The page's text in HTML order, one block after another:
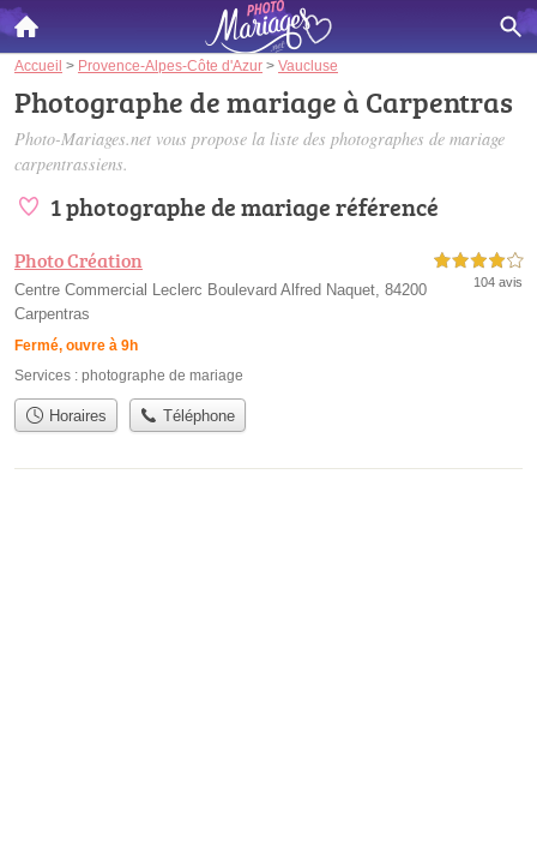
Accueil > Provence-Alpes-Côte d'Azur > Vaucluse
Photographe de mariage à Carpentras
Photo-Mariages.net vous propose la liste des photographes de mariage
carpentrassiens.
1 photographe de mariage référencé
Photo Création
Centre Commercial Leclerc Boulevard Alfred Naquet, 84200
Carpentras
Fermé, ouvre à 9h
4,0 étoiles sur 5
104 avis
Services : photographe de mariage
Horaires Téléphone